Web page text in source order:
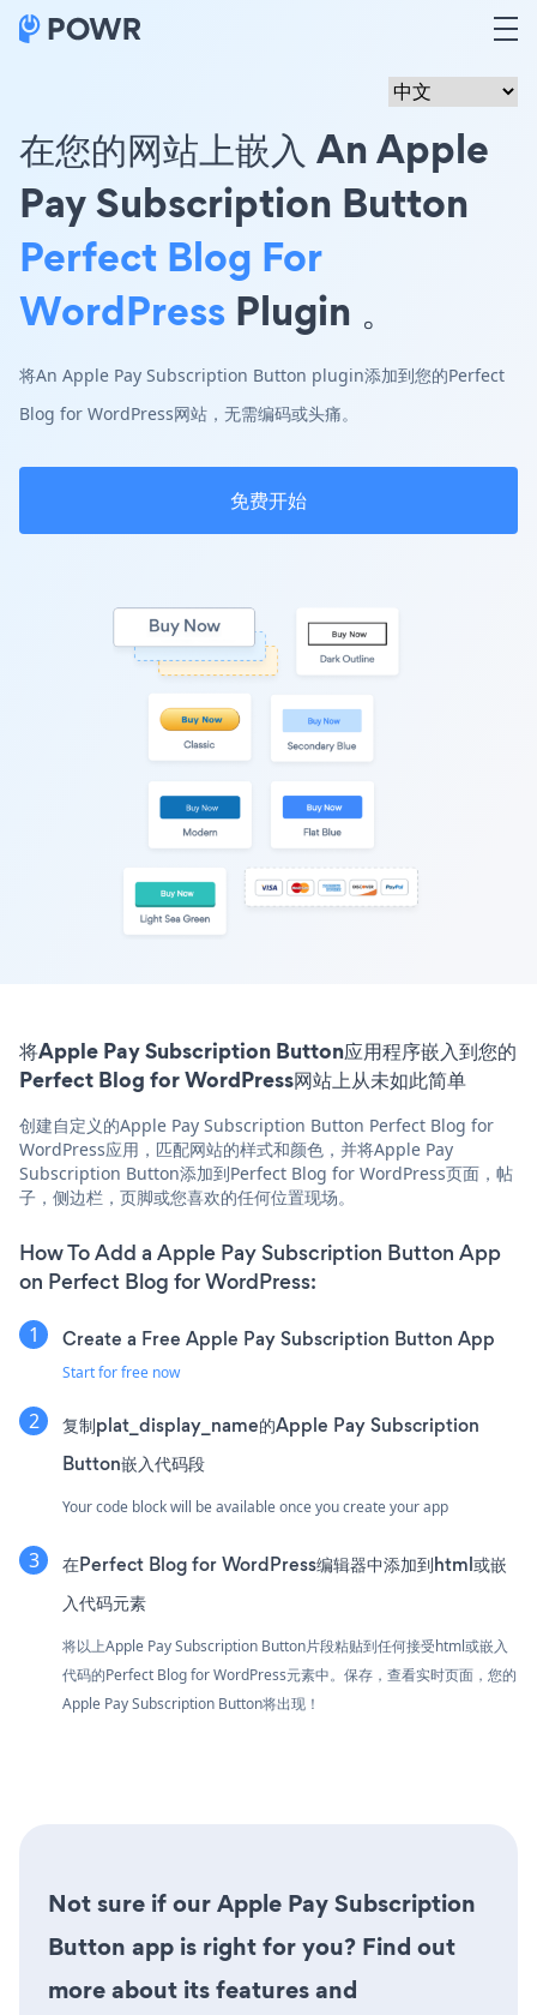
在您的网站上嵌入 An Apple
Pay Subscription Button
Perfect Blog For
WordPress Plugin 。
将An Apple Pay Subscription Button plugin添加到您的Perfect
Blog for WordPress网站，无需编码或头痛。
免费开始
将Apple Pay Subscription Button应用程序嵌入到您的
Perfect Blog for WordPress网站上从未如此简单
创建自定义的Apple Pay Subscription Button Perfect Blog for
WordPress应用，匹配网站的样式和颜色，并将Apple Pay
Subscription Button添加到Perfect Blog for WordPress页面，帖
子，侧边栏，页脚或您喜欢的任何位置现场。
How To Add a Apple Pay Subscription Button App
on Perfect Blog for WordPress:
Create a Free Apple Pay Subscription Button App
Start for free now
复制plat_display_name的Apple Pay Subscription
Button嵌入代码段
Your code block will be available once you create your app
在Perfect Blog for WordPress编辑器中添加到html或嵌
入代码元素
将以上Apple Pay Subscription Button片段粘贴到任何接受html或嵌入
代码的Perfect Blog for WordPress元素中。保存，查看实时页面，您的
Apple Pay Subscription Button将出现！
Not sure if our Apple Pay Subscription
Button app is right for you? Find out
more about its features and